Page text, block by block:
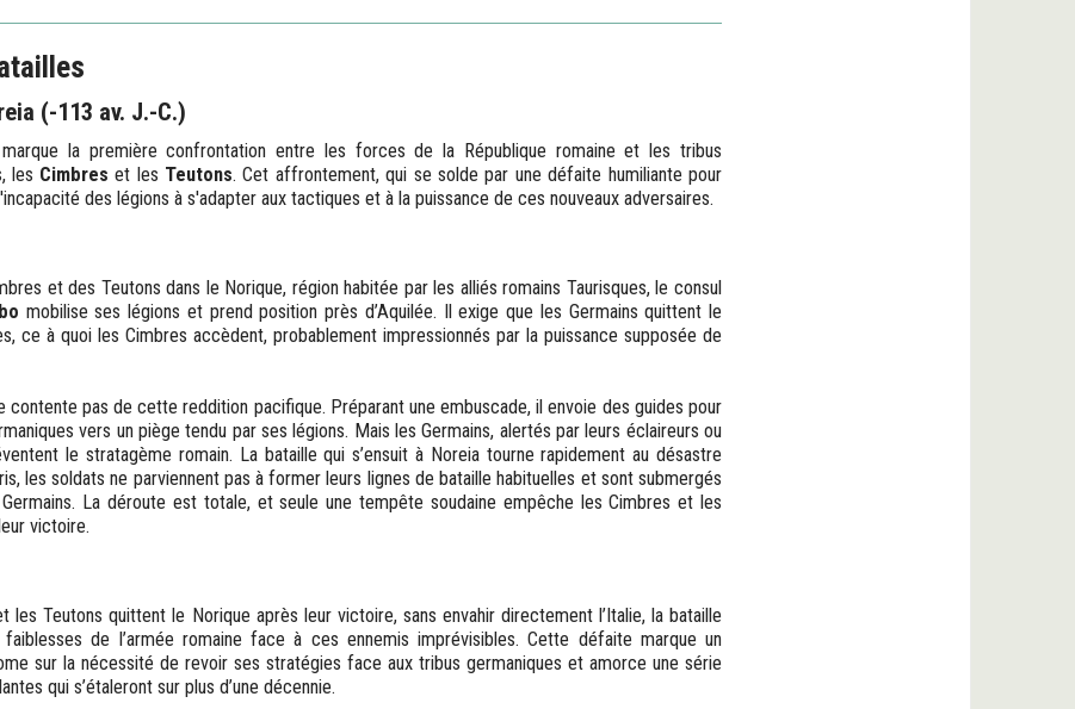
(-113 av. J.-C.)
la première confrontation entre les forces de la République romaine et les tribus
les Cimbres et les Teutons. Cet affrontement, qui se solde par une défaite humiliante pour
des légions à s'adapter aux tactiques et à la puissance de ces nouveaux adversaires.
et des Teutons dans le Norique, région habitée par les alliés romains Taurisques, le consul
mobilise ses légions et prend position près d’Aquilée. Il exige que les Germains quittent le
ce à quoi les Cimbres accèdent, probablement impressionnés par la puissance supposée de
contente pas de cette reddition pacifique. Préparant une embuscade, il envoie des guides pour
vers un piège tendu par ses légions. Mais les Germains, alertés par leurs éclaireurs ou
le stratagème romain. La bataille qui s’ensuit à Noreia tourne rapidement au désastre
les soldats ne parviennent pas à former leurs lignes de bataille habituelles et sont submergés
Germains. La déroute est totale, et seule une tempête soudaine empêche les Cimbres et les
victoire.
les Teutons quittent le Norique après leur victoire, sans envahir directement l’Italie, la bataille
de l’armée romaine face à ces ennemis imprévisibles. Cette défaite marque un
sur la nécessité de revoir ses stratégies face aux tribus germaniques et amorce une série
qui s’étaleront sur plus d’une décennie.